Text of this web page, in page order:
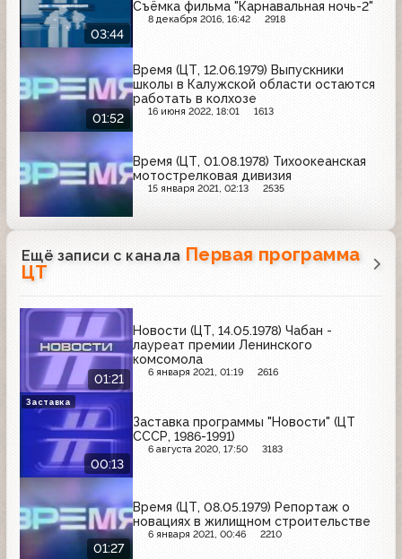
03:44
Съёмка фильма "Карнавальная ночь-2"
8 декабря 2016, 16:42 2918
01:52
Время (ЦТ, 12.06.1979) Выпускники
школы в Калужской области остаются
работать в колхозе
16 июня 2022, 18:01 1613
Время (ЦТ, 01.08.1978) Тихоокеанская
мотострелковая дивизия
15 января 2021, 02:13 2535
Ещё записи с канала Первая программа
ЦТ
01:21
Новости (ЦТ, 14.05.1978) Чабан -
лауреат премии Ленинского
комсомола
6 января 2021, 01:19 2616
00:13
Заставка программы "Новости" (ЦТ
СССР, 1986-1991)
6 августа 2020, 17:50 3183
Заставка
01:27
Время (ЦТ, 08.05.1979) Репортаж о
новациях в жилищном строительстве
6 января 2021, 00:46 2210